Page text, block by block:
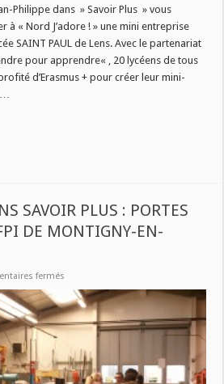
SAVOIR
]
:
Nord
J’adore
Philippe dans » Savoir Plus » vous
à « Nord J’adore ! » une mini entreprise
SAINT PAUL de Lens. Avec le partenariat
pour apprendre« , 20 lycéens de tous
d’Erasmus + pour créer leur mini-
SAVOIR PLUS : PORTES
DE MONTIGNY-EN-
fermés
11
H
DANS
PLUS
:
PORTES
OUVERTES